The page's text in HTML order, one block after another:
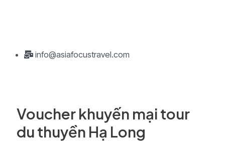
info@asiafocustravel.com
Voucher khuyến mại tour
du thuyền Hạ Long